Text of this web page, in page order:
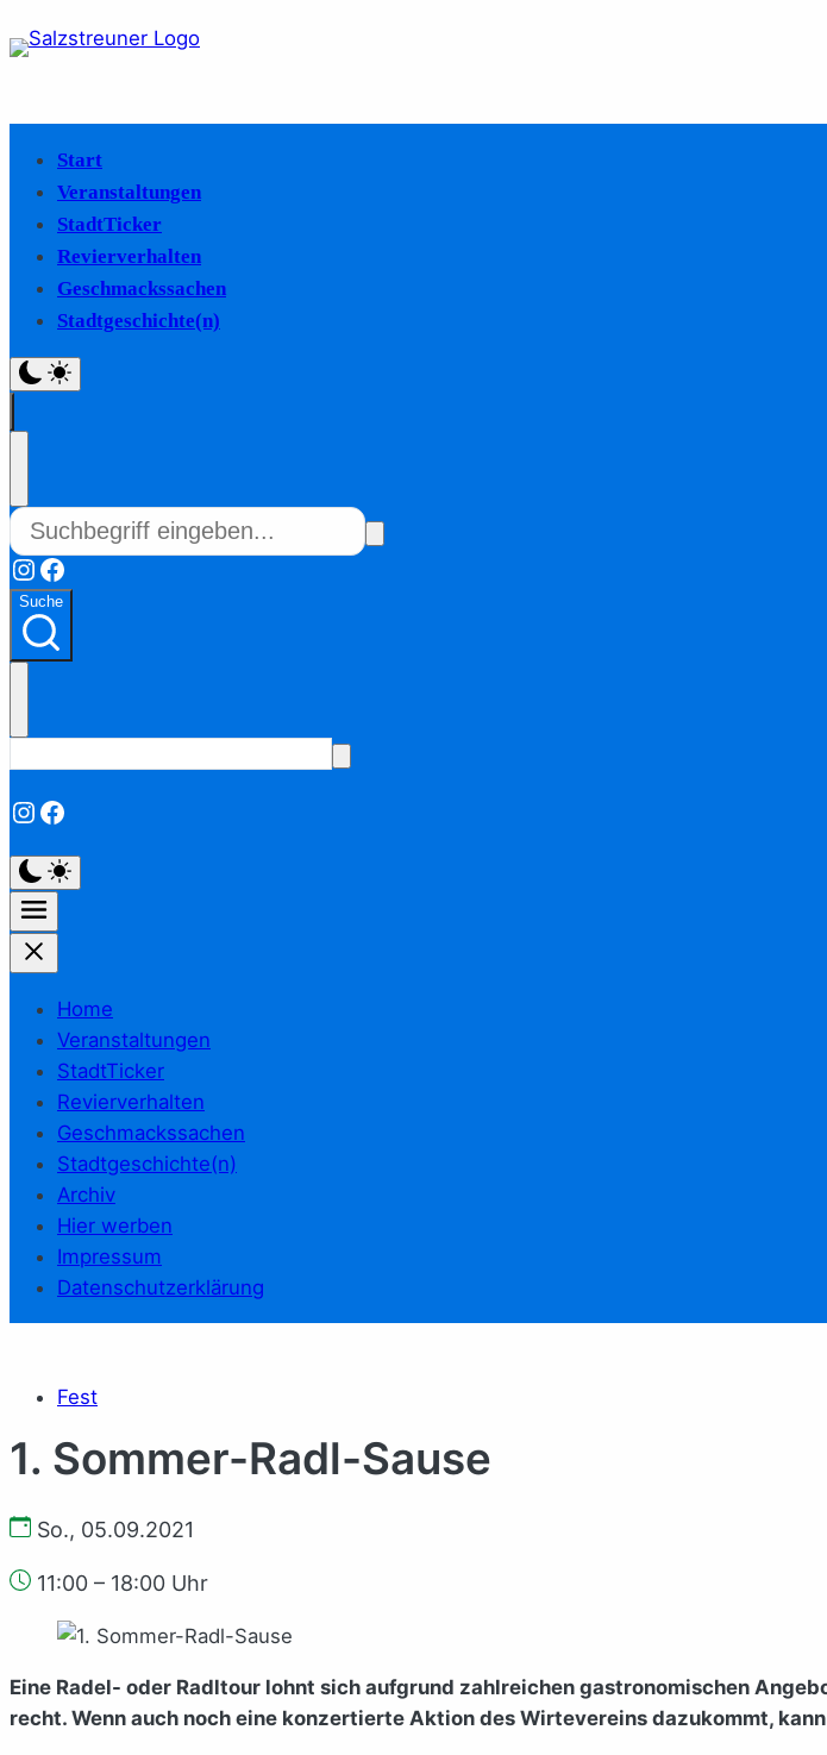
Start
Veranstaltungen
StadtTicker
Revierverhalten
Geschmackssachen
Stadtgeschichte(n)
Instagram
Facebook
Suche
Instagram
Facebook
Home
Veranstaltungen
StadtTicker
Revierverhalten
Geschmackssachen
Stadtgeschichte(n)
Archiv
Hier werben
Impressum
Datenschutzerklärung
Fest
1. Sommer-Radl-Sause
So., 05.09.2021
11:00 – 18:00 Uhr
Eine Radel- oder Radltour lohnt sich aufgrund zahlreichen gastronomischen
recht. Wenn auch noch eine konzertierte Aktion des Wirtevereins dazukommt,